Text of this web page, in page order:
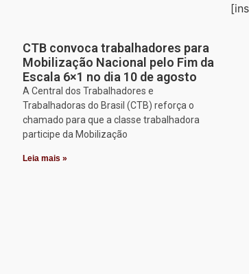
CTB convoca trabalhadores para
Mobilização Nacional pelo Fim da
Escala 6×1 no dia 10 de agosto
A Central dos Trabalhadores e
Trabalhadoras do Brasil (CTB) reforça o
chamado para que a classe trabalhadora
participe da Mobilização
Leia mais »